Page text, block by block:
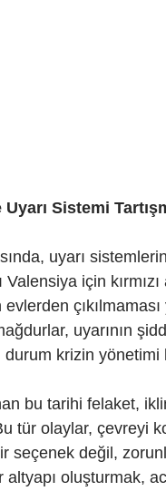
Sistemi
uyarı
Valensiya için
uyarının
krizin
bu tarihi felaket,
tür olaylar, çevreyi
seçenek değil,
altyapı oluşturmak,